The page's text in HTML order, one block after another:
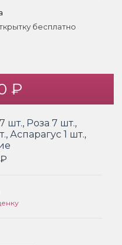
бесплатно
₽
шт., Роза 7 шт.,
Аспарагус 1 шт.,